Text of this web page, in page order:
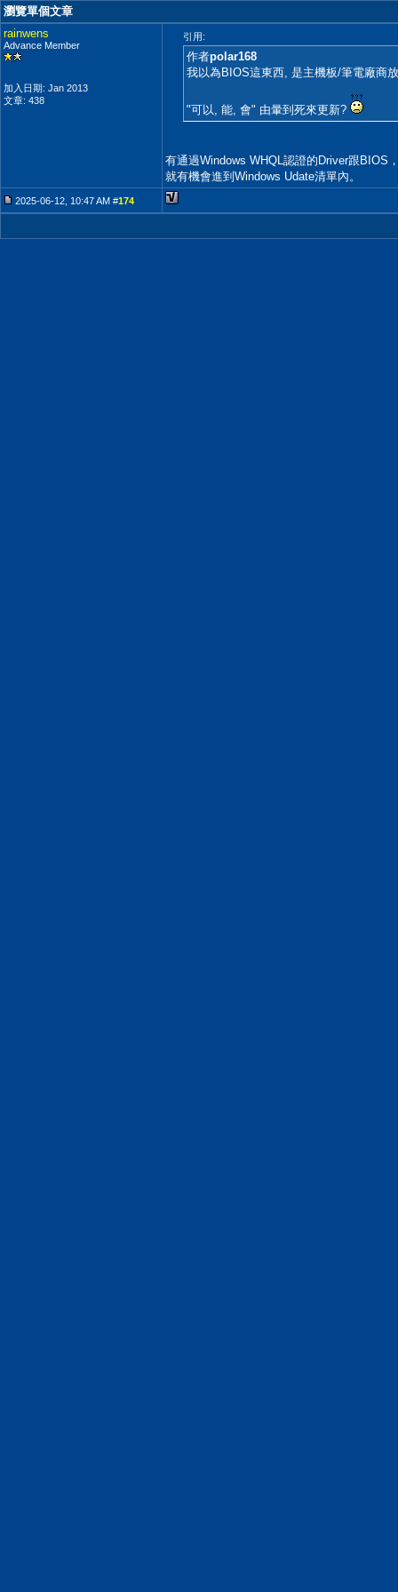
瀏覽單個文章
rainwens
Advance Member
加入日期: Jan 2013
文章: 438
引用:
作者polar168
我以為BIOS這東西, 是主機板/筆電廠商
"可以, 能, 會" 由暈到死來更新?
有通過Windows WHQL認證的Driver跟BIOS
就有機會進到Windows Udate清單內。
2025-06-12, 10:47 AM #174